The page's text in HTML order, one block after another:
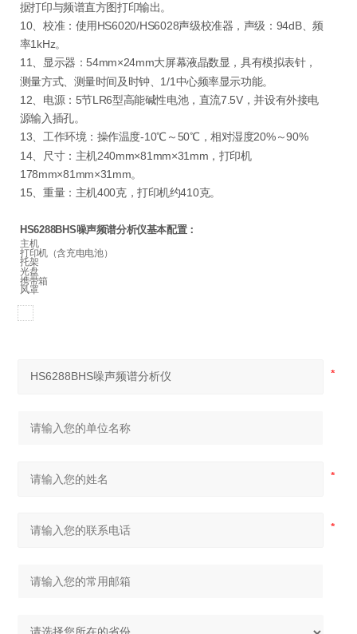
据打印与频谱直方图打印输出。
10、校准：使用HS6020/HS6028声级校准器，声级：94dB、频
率1kHz。
11、显示器：54mm×24mm大屏幕液晶数显，具有模拟表针，
测量方式、测量时间及时钟、1/1中心频率显示功能。
12、电源：5节LR6型高能碱性电池，直流7.5V，并设有外接电
源输入插孔。
13、工作环境：操作温度-10℃～50℃，相对湿度20%～90%
14、尺寸：主机240mm×81mm×31mm，打印机
178mm×81mm×31mm。
15、重量：主机400克，打印机约410克。
HS6288BHS噪声频谱分析仪基本配置：
主机
打印机（含充电电池）
托架
光盘
携带箱
风罩